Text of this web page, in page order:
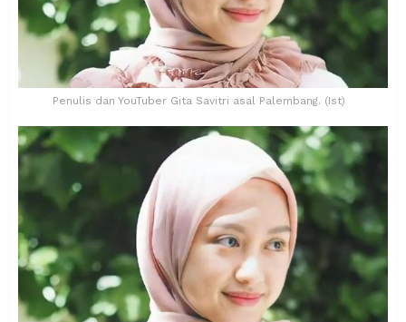
Penulis dan YouTuber Gita Savitri asal Palembang. (Ist)